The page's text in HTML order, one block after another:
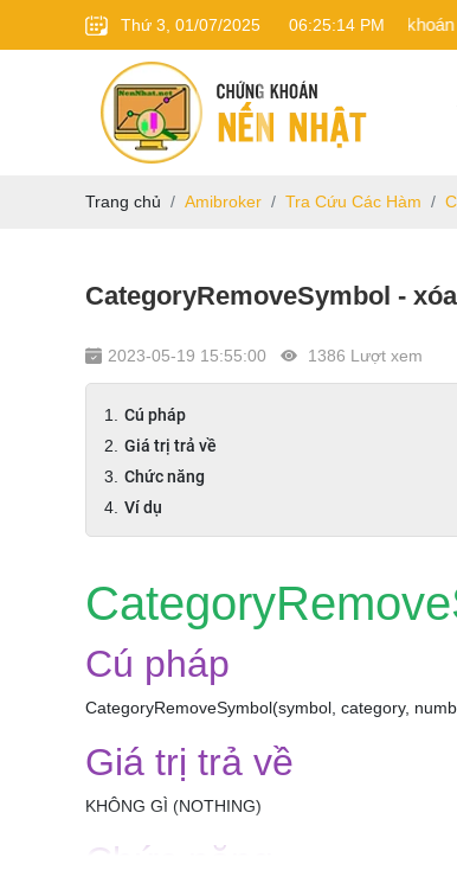
Thứ 3, 01/07/2025 06:25:15 PM
Đầu tư chứng khoán khoa
Trang chủ Amibroker Tra Cứu Các Hàm
CategoryRemoveSymbol -
2023-05-19 15:55:00 1386 Lượt xem
Cú pháp
Giá trị trả về
Chức năng
Ví dụ
Cú pháp
CategoryRemoveSymbol(symbol, category,
Giá trị trả về
KHÔNG GÌ (NOTHING)
Chức năng